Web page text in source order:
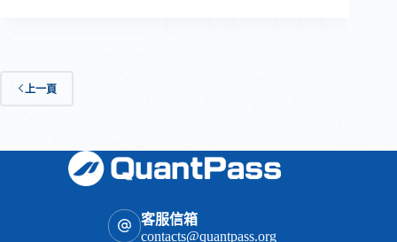
上一頁
客服信箱
contacts@quantpass.org